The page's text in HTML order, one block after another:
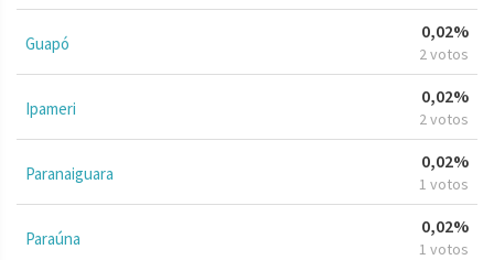
Guapó
0,02%
2 votos
Ipameri
0,02%
2 votos
Paranaiguara
0,02%
1 votos
Paraúna
0,02%
1 votos